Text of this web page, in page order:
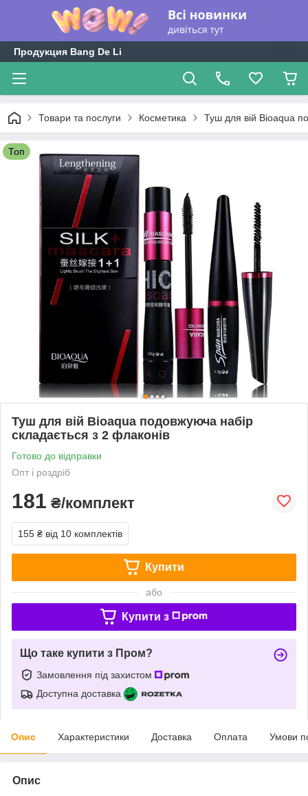
Продукция Bang De Li
Товари та послуги Косметика Туш для вій Bioaqua
Топ
Туш для вій Bioaqua подовжуюча набір
складається з 2 флаконів
Готово до відправки
Опт і роздріб
181 ₴/комплект
155 ₴ від 10 комплектів
Купити
або
Купити з
Що таке купити з Пром?
Замовлення під захистом
Доступна доставка
Опис Характеристики Доставка Оплата Умови
Опис